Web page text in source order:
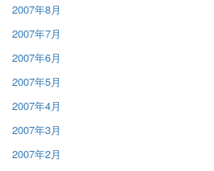
2007年8月
2007年7月
2007年6月
2007年5月
2007年4月
2007年3月
2007年2月